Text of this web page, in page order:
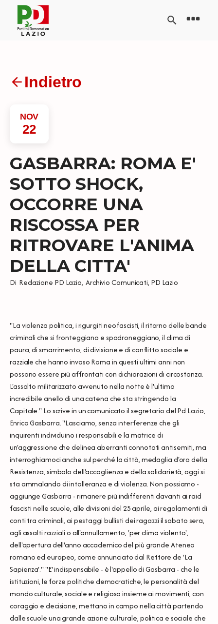
Indietro
NOV
22
GASBARRA: ROMA E'
SOTTO SHOCK,
OCCORRE UNA
RISCOSSA PER
RITROVARE L'ANIMA
DELLA CITTA'
Di Redazione PD Lazio, Archivio Comunicati, PD Lazio
"La violenza politica, i rigurgiti neofascisti, il ritorno delle bande
criminali che si fronteggiano e spadroneggiano, il clima di
paura, di smarrimento, di divisione e di conflitto sociale e
razziale che hanno invaso Roma in questi ultimi anni non
possono essere più affrontati con dichiarazioni di circostanza.
L'assalto militarizzato avvenuto nella notte è l'ultimo
incredibile anello di una catena che sta stringendo la
Capitale." Lo scrive in un comunicato il segretario del Pd Lazio,
Enrico Gasbarra. "Lasciamo, senza interferenze che gli
inquirenti individuino i responsabili e la matrice di
un'aggressione che delinea aberranti connotati antisemiti, ma
interroghiamoci anche sul perché la città, medaglia d'oro della
Resistenza, simbolo dell'accoglienza e della solidarietà, oggi si
sta ammalando di intolleranza e di violenza. Non possiamo -
aggiunge Gasbarra - rimanere più indifferenti davanti ai raid
fascisti nelle scuole, alle divisioni del 25 aprile, ai regolamenti di
conti tra criminali, ai pestaggi bullisti dei ragazzi il sabato sera,
agli assalti razziali o all'annullamento, 'per clima violento',
dell'apertura dell'anno accademico del più grande Ateneo
romano ed europeo, come annunciato dal Rettore de 'La
Sapienza'." "E' indispensabile - è l'appello di Gasbarra - che le
istituzioni, le forze politiche democratiche, le personalità del
mondo culturale, sociale e religioso insieme ai movimenti, con
coraggio e decisione, mettano in campo nella città partendo
dalle scuole una grande azione culturale, politica e sociale che